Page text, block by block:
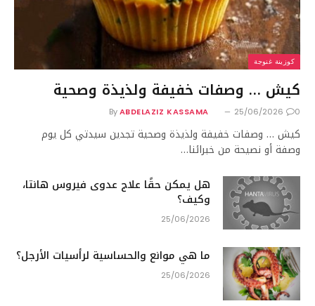
كوزينة غنوجة
كيش … وصفات خفيفة ولذيذة وصحية
By ABDELAZIZ KASSAMA 25/06/2026 0
كيش … وصفات خفيفة ولذيذة وصحية تجدين سيدتي كل يوم
وصفة أو نصيحة من خبرائنا…
هل يمكن حقًا علاج عدوى فيروس هانتا،
وكيف؟
25/06/2026
ما هي موانع والحساسية لرأسيات الأرجل؟
25/06/2026